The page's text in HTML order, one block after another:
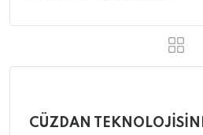
CÜZDAN